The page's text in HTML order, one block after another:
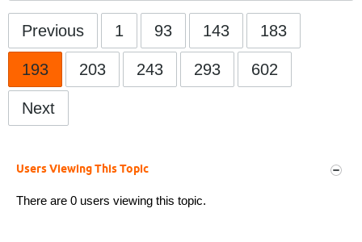
Previous 1 93 143 183
193 203 243 293 602
Next
Users Viewing This Topic
There are 0 users viewing this topic.